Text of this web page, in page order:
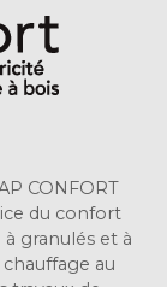
CONFORT
du confort
granulés et à
au